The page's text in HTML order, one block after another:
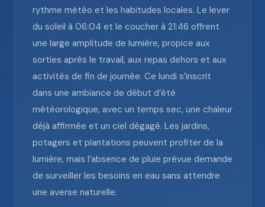
rythme météo et les habitudes locales. Le lever
du soleil à 06:04 et le coucher à 21:46 offrent
une large amplitude de lumière, propice aux
sorties après le travail, aux repas dehors et aux
activités de fin de journée. Ce lundi s’inscrit
dans une ambiance de début d’été
météorologique, avec un temps sec, une chaleur
déjà affirmée et un ciel dégagé. Les jardins,
potagers et plantations peuvent profiter de la
lumière, mais l’absence de pluie prévue demande
de surveiller les besoins en eau sans attendre
une averse naturelle.